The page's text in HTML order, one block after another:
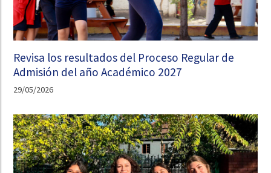
Revisa los resultados del Proceso Regular de
Admisión del año Académico 2027
29/05/2026